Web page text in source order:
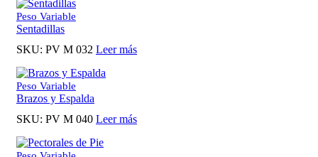
Peso Variable
Sentadillas
SKU: PV M 032 Leer más
Peso Variable
Brazos y Espalda
SKU: PV M 040 Leer más